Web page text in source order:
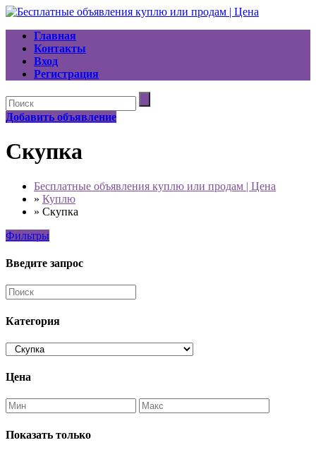
Главная
Контакты
Вход
Регистрация
Добавить объявление
Скупка
Бесплатные объявления куплю или продам | Цена
» Куплю
» Скупка
Фильтры
Введите запрос
Категория
Цена
Показать только